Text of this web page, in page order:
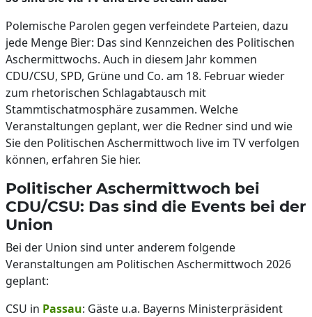
Polemische Parolen gegen verfeindete Parteien, dazu
jede Menge Bier: Das sind Kennzeichen des Politischen
Aschermittwochs. Auch in diesem Jahr kommen
CDU/CSU, SPD, Grüne und Co. am 18. Februar wieder
zum rhetorischen Schlagabtausch mit
Stammtischatmosphäre zusammen. Welche
Veranstaltungen geplant, wer die Redner sind und wie
Sie den Politischen Aschermittwoch live im TV verfolgen
können, erfahren Sie hier.
Politischer Aschermittwoch bei
CDU/CSU: Das sind die Events bei der
Union
Bei der Union sind unter anderem folgende
Veranstaltungen am Politischen Aschermittwoch 2026
geplant:
CSU in Passau: Gäste u.a. Bayerns Ministerpräsident